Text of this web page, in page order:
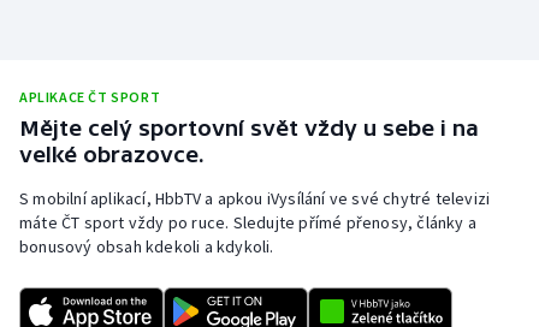
Krasobruslení
Lezení
Lyže a snowboard
Moderní pětiboj
APLIKACE ČT SPORT
Mějte celý sportovní svět vždy u sebe i na
velké obrazovce.
S mobilní aplikací, HbbTV a apkou iVysílání ve své chytré televizi
máte ČT sport vždy po ruce. Sledujte přímé přenosy, články a
bonusový obsah kdekoli a kdykoli.